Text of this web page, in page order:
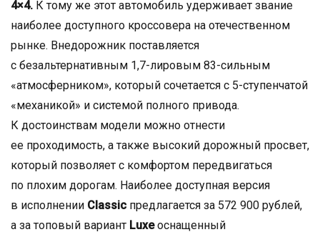
4×4. К тому же этот автомобиль удерживает звание
наиболее доступного кроссовера на отечественном
рынке. Внедорожник поставляется
с безальтернативным 1,7-лировым 83-сильным
«атмосферником», который сочетается с 5-ступенчатой
«механикой» и системой полного привода.
К достоинствам модели можно отнести
ее проходимость, а также высокий дорожный просвет,
который позволяет с комфортом передвигаться
по плохим дорогам. Наиболее доступная версия
в исполнении Classic предлагается за 572 900 рублей,
а за топовый вариант Luxeоснащенный